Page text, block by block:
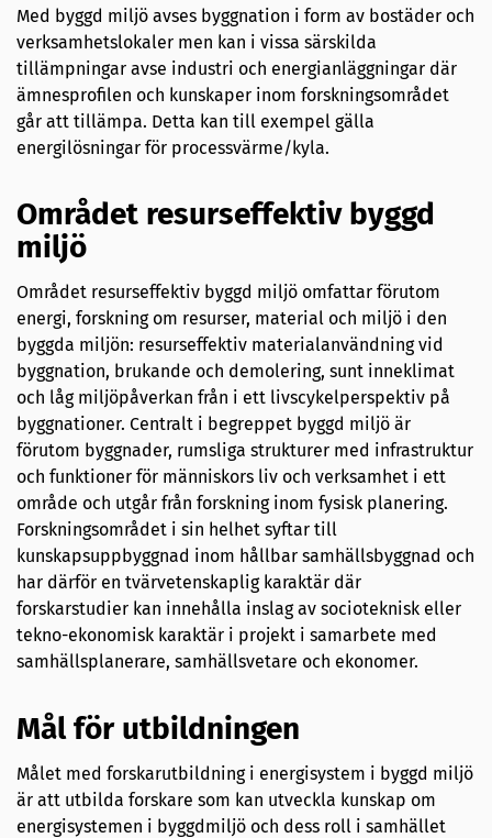
Med byggd miljö avses byggnation i form av bostäder och
verksamhetslokaler men kan i vissa särskilda
tillämpningar avse industri och energianläggningar där
ämnesprofilen och kunskaper inom forskningsområdet
går att tillämpa. Detta kan till exempel gälla
energilösningar för processvärme/kyla.
Området resurseffektiv byggd
miljö
Området resurseffektiv byggd miljö omfattar förutom
energi, forskning om resurser, material och miljö i den
byggda miljön: resurseffektiv materialanvändning vid
byggnation, brukande och demolering, sunt inneklimat
och låg miljöpåverkan från i ett livscykelperspektiv på
byggnationer. Centralt i begreppet byggd miljö är
förutom byggnader, rumsliga strukturer med infrastruktur
och funktioner för människors liv och verksamhet i ett
område och utgår från forskning inom fysisk planering.
Forskningsområdet i sin helhet syftar till
kunskapsuppbyggnad inom hållbar samhällsbyggnad och
har därför en tvärvetenskaplig karaktär där
forskarstudier kan innehålla inslag av socioteknisk eller
tekno-ekonomisk karaktär i projekt i samarbete med
samhällsplanerare, samhällsvetare och ekonomer.
Mål för utbildningen
Målet med forskarutbildning i energisystem i byggd miljö
är att utbilda forskare som kan utveckla kunskap om
energisystemen i byggdmiljö och dess roll i samhället